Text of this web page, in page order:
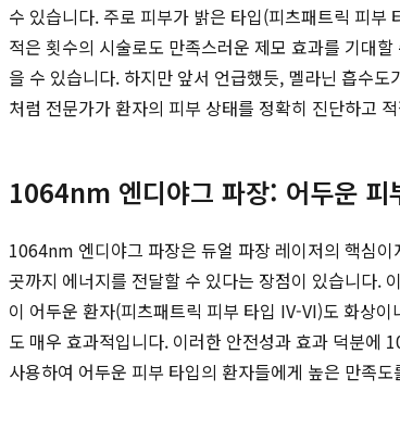
수 있습니다. 주로 피부가 밝은 타입(피츠패트릭 피
적은 횟수의 시술로도 만족스러운 제모 효과를 기대
을 수 있습니다. 하지만 앞서 언급했듯, 멜라닌 흡수
처럼 전문가가 환자의 피부 상태를 정확히 진단하고
1064nm 엔디야그 파장: 어두운 피
1064nm 엔디야그 파장은 듀얼 파장 레이저의 핵심
곳까지 에너지를 전달할 수 있다는 장점이 있습니다.
이 어두운 환자(피츠패트릭 피부 타입 IV-VI)도 화상
도 매우 효과적입니다. 이러한 안전성과 효과 덕분에
사용하여 어두운 피부 타입의 환자들에게 높은 만족